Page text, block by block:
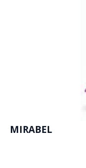
MIRABEL